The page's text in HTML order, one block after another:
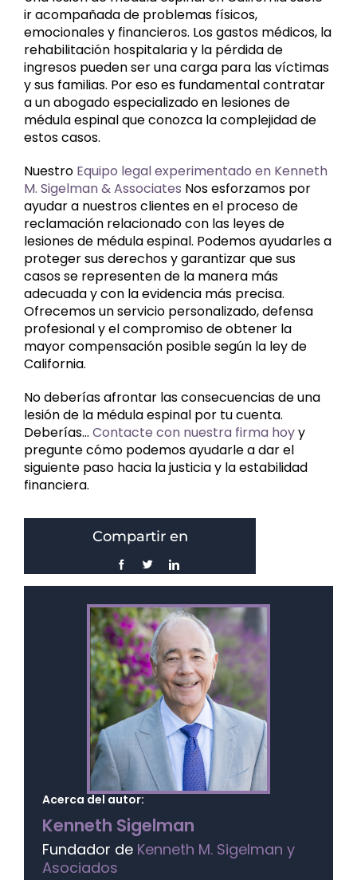
ir acompañada de problemas físicos,
emocionales y financieros. Los gastos médicos, la
rehabilitación hospitalaria y la pérdida de
ingresos pueden ser una carga para las víctimas
y sus familias. Por eso es fundamental contratar
a un abogado especializado en lesiones de
médula espinal que conozca la complejidad de
estos casos.
Nuestro Equipo legal experimentado en Kenneth
M. Sigelman & Associates Nos esforzamos por
ayudar a nuestros clientes en el proceso de
reclamación relacionado con las leyes de
lesiones de médula espinal. Podemos ayudarles a
proteger sus derechos y garantizar que sus
casos se representen de la manera más
adecuada y con la evidencia más precisa.
Ofrecemos un servicio personalizado, defensa
profesional y el compromiso de obtener la
mayor compensación posible según la ley de
California.
No deberías afrontar las consecuencias de una
lesión de la médula espinal por tu cuenta.
Deberías... Contacte con nuestra firma hoyy
pregunte cómo podemos ayudarle a dar el
siguiente paso hacia la justicia y la estabilidad
financiera.
Compartir en
FacebookGorjeoLinkedIn
Acerca del autor:
Kenneth Sigelman
Fundador de Kenneth M. Sigelman y
Asociados